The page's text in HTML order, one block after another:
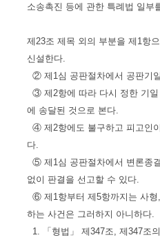
소송촉진 등에 관한 특례법 일부
제23조 제목 외의 부분을 제1항
신설한다.
② 제1심 공판절차에서 공판기
③ 제2항에 따라 다시 정한 기일
에 송달된 것으로 본다.
④ 제2항에도 불구하고 피고인
다.
⑤ 제1심 공판절차에서 변론종
없이 판결을 선고할 수 있다.
⑥ 제1항부터 제5항까지는 사형
하는 사건은 그러하지 아니하다.
1. 「형법」 제347조, 제347조